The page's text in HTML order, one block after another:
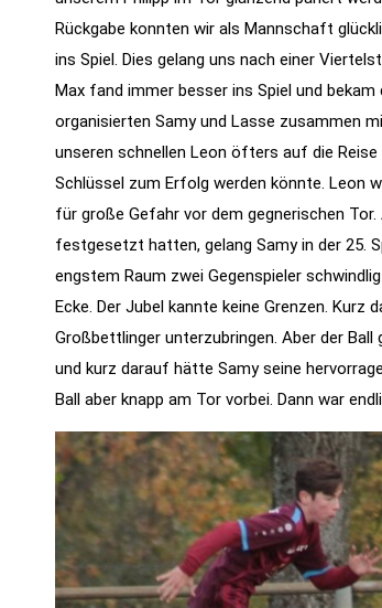
Rückgabe konnten wir als Mannschaft
ins Spiel. Dies gelang uns nach einer
Max fand immer besser ins Spiel und
organisierten Samy und Lasse zusammen
unseren schnellen Leon öfters auf die
Schlüssel zum Erfolg werden könnte. Leon
für große Gefahr vor dem gegnerischen
festgesetzt hatten, gelang Samy in der 25.
engstem Raum zwei Gegenspieler
Ecke. Der Jubel kannte keine Grenzen.
Großbettlinger unterzubringen. Aber der Ball
und kurz darauf hätte Samy seine
Ball aber knapp am Tor vorbei. Dann war
und helfen
uns somit
beim
verbessern
der Website.
Funktionen
Wird für
manche
Features der
Seite
benötigt!
Marketing
Indem Sie uns Ihre
Interessen und Ihr
Verhalten beim
Besuch unserer
Website mitteilen,
erhöhen Sie die